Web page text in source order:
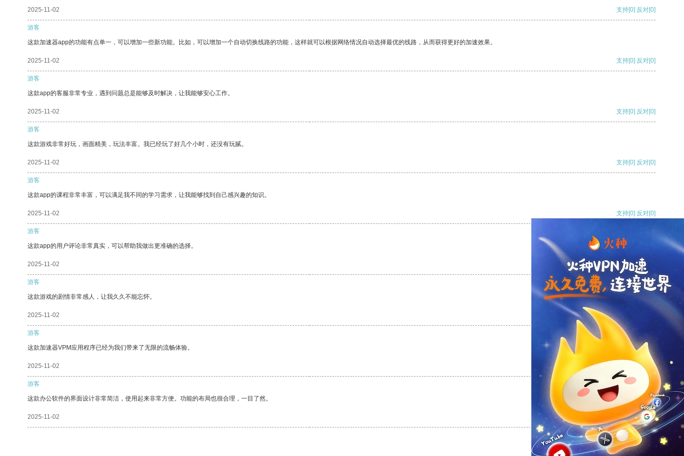
2025-11-02 支持[0] 反对[0]
游客
这款加速器app的功能有点单一，可以增加一些新功能。比如，可以增加一个自动切换线路的功能，这样就可以根据网络情况自动选择最优的线路，从而获得更好的加速效果。
2025-11-02 支持[0] 反对[0]
游客
这款app的客服非常专业，遇到问题总是能够及时解决，让我能够安心工作。
2025-11-02 支持[0] 反对[0]
游客
这款游戏非常好玩，画面精美，玩法丰富。我已经玩了好几个小时，还没有玩腻。
2025-11-02 支持[0] 反对[0]
游客
这款app的课程非常丰富，可以满足我不同的学习需求，让我能够找到自己感兴趣的知识。
2025-11-02 支持[0] 反对[0]
游客
这款app的用户评论非常真实，可以帮助我做出更准确的选择。
2025-11-02 支持[0] 反对
游客
这款游戏的剧情非常感人，让我久久不能忘怀。
2025-11-02 支持
游客
这款加速器VPM应用程序已经为我们带来了无限的流畅体验。
2025-11-02 反对 [0]
游客
这款办公软件的界面设计非常简洁，使用起来非常方便。功能的布局也很合理，一目了然。
2025-11-02 支持[0] 反对[0]